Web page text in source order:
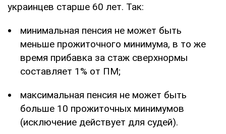
украинцев старше 60 лет. Так:
минимальная пенсия не может быть
меньше прожиточного минимума, в то же
время прибавка за стаж сверхнормы
составляет 1% от ПМ;
максимальная пенсия не может быть
больше 10 прожиточных минимумов
(исключение действует для судей).